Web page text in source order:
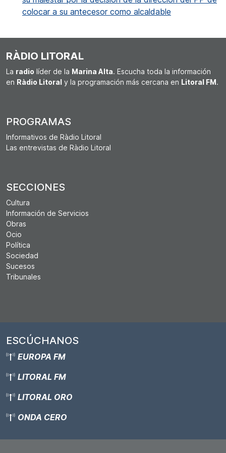
colocar a su antecesor como alcaldable
RÀDIO LITORAL
La radio líder de la Marina Alta. Escucha toda la información
en Ràdio Litoral y la programación más cercana en Litoral FM.
PROGRAMAS
Informativos de Ràdio Litoral
Las entrevistas de Ràdio Litoral
SECCIONES
Cultura
Información de Servicios
Obras
Ocio
Política
Sociedad
Sucesos
Tribunales
ESCÚCHANOS
EUROPA FM
LITORAL FM
LITORAL ORO
ONDA CERO